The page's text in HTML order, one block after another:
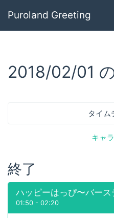
Puroland Greeting
2018/02/01
タイム
キャ
終了
ハッピーはっぴ〜バース
01:50 - 02:20